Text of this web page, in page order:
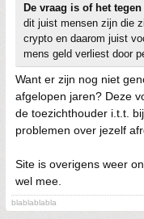
De vraag is of het
dit juist mensen zijn die
crypto en daarom juist
mens geld verliest door
Want er zijn nog niet
afgelopen jaren? Deze
de toezichthouder i.t.t.
problemen over jezelf
Site is overigens weer
wel mee.
blablablabla